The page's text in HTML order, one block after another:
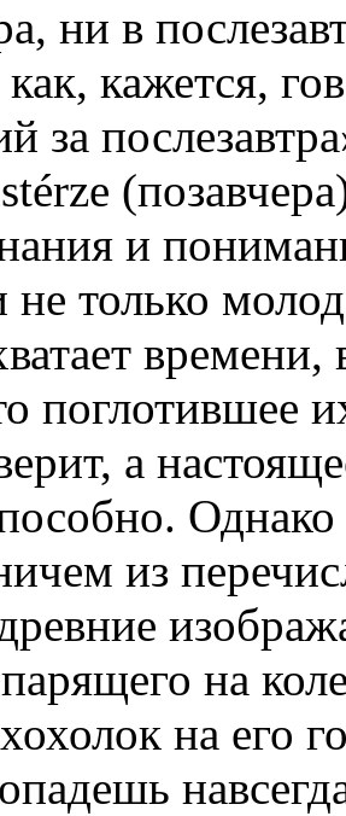
ни в
кажется,
за
и
не только
времени,
поглотившее
а
из
на
на его